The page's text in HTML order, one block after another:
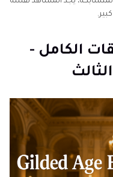
الكامل -